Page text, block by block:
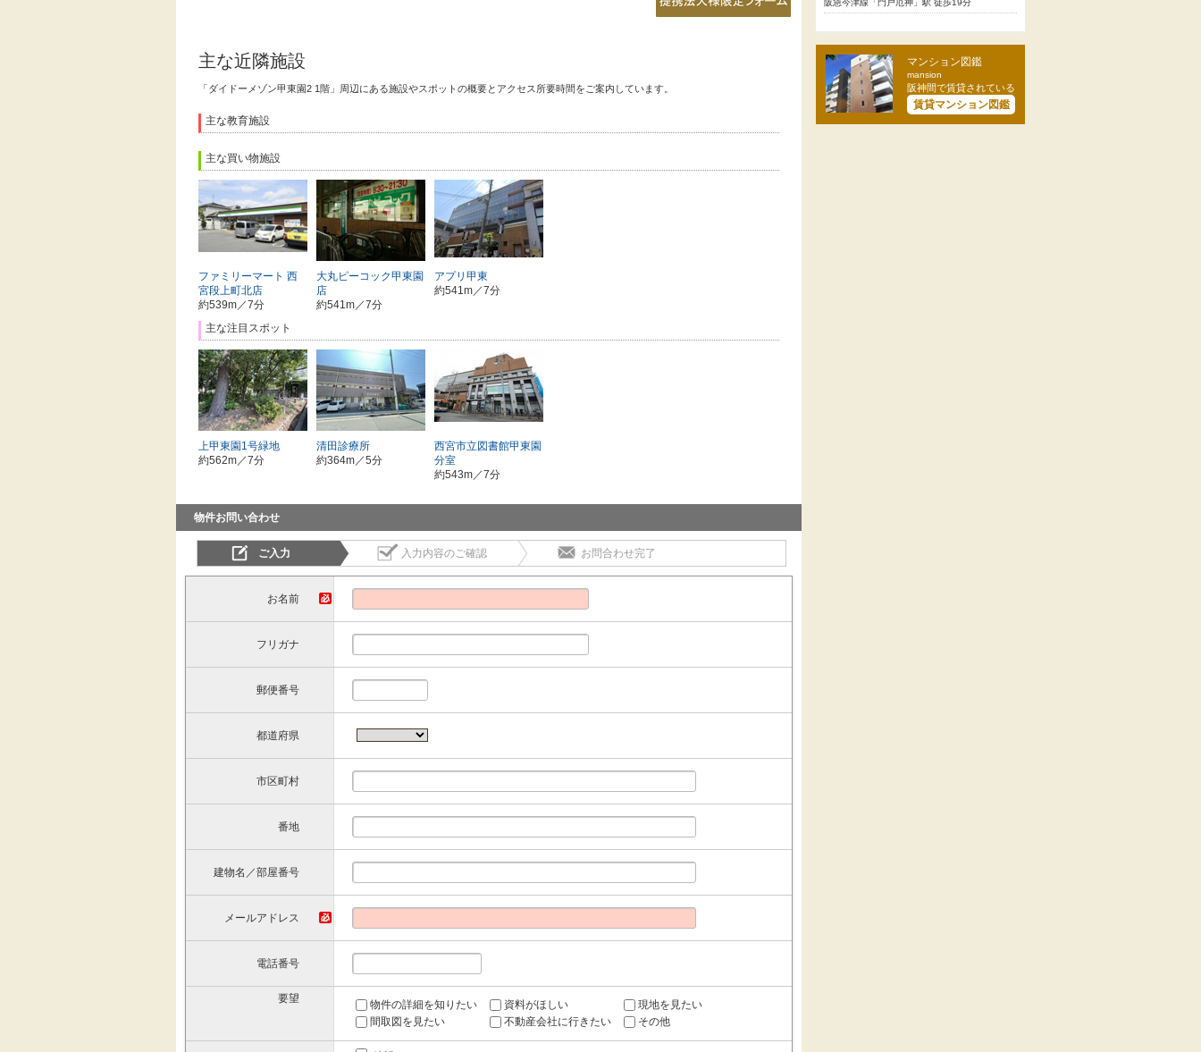
主な近隣施設
「ダイドーメゾン甲東園2 1階」周辺にある施設やスポットの概要とアクセス所要時間をご案内しています。
主な教育施設
主な買い物施設
ファミリーマート 西
宮段上町北店
約539m／7分
大丸ピーコック甲東園
店
約541m／7分
アプリ甲東
約541m／7分
主な注目スポット
上甲東園1号緑地
約562m／7分
清田診療所
約364m／5分
西宮市立図書館甲東園
分室
約543m／7分
物件お問い合わせ
ご入力 入力内容のご確認 お問合わせ完了
お名前
フリガナ
郵便番号
都道府県
市区町村
番地
建物名／部屋番号
メールアドレス
電話番号
要望 物件の詳細を知りたい 資料がほしい
現地を見たい
間取図を見たい
不動産会社に行きたい その他
阪急今津線「門戸厄神」駅 徒歩19分
マンション図鑑
mansion
阪神間で賃貸されている
賃貸マンション図鑑